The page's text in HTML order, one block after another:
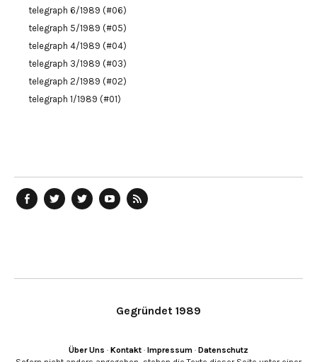
telegraph 6/1989 (#06)
telegraph 5/1989 (#05)
telegraph 4/1989 (#04)
telegraph 3/1989 (#03)
telegraph 2/1989 (#02)
telegraph 1/1989 (#01)
Gegründet 1989
Über Uns · Kontakt · Impressum · Datenschutz